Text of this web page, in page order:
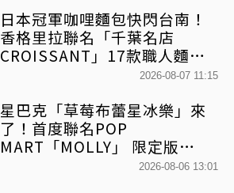
日本冠軍咖哩麵包快閃台南！
香格里拉聯名「千葉名店
CROISSANT」17款職人麵包
2026-08-07 11:15
星巴克「草莓布蕾星冰樂」來
了！首度聯名POP
MART「MOLLY」 限定版
「MOLLYｘBearista小熊杯」
2026-08-06 13:01